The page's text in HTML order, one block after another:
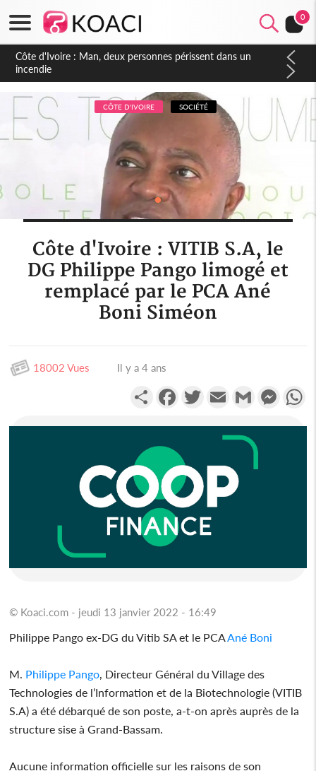
0
Côte d'Ivoire : Séileu, la célébration de la fête nationale
transformée en vaste campagne contre les produits
dépigmentants dangereux
CÔTE D'IVOIRE SOCIÉTÉ
Côte d'Ivoire : VITIB S.A, le
DG Philippe Pango limogé et
remplacé par le PCA Ané
Boni Siméon
18002 Vues Il y a 4 ans
PartagerFacebookTwitterEmail Gmail
© Koaci.com - jeudi 13 janvier 2022 - 16:49
Philippe Pango ex-DG du Vitib SA et le PCA Ané Boni
M. Philippe Pango , Directeur Général du Village des
Technologies de l’Information et de la Biotechnologie (VITIB
S.A) a été débarqué de son poste, a-t-on après auprès de la
structure sise à Grand-Bassam.
Aucune information officielle sur les raisons de son